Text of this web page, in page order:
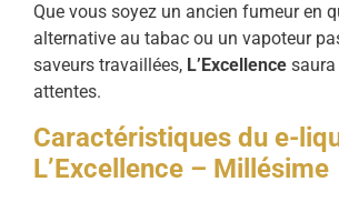
Que vous soyez un ancien fumeur en
alternative au tabac ou un vapoteur
saveurs travaillées, L’Excellence
attentes.
Caractéristiques du e-
L’Excellence – Millésime